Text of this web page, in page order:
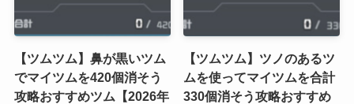
【ツムツム】鼻が黒いツム
でマイツムを420個消そう
攻略おすすめツム【2026年
【ツムツム】ツノのあるツ
ムを使ってマイツムを合計
330個消そう攻略おすすめ